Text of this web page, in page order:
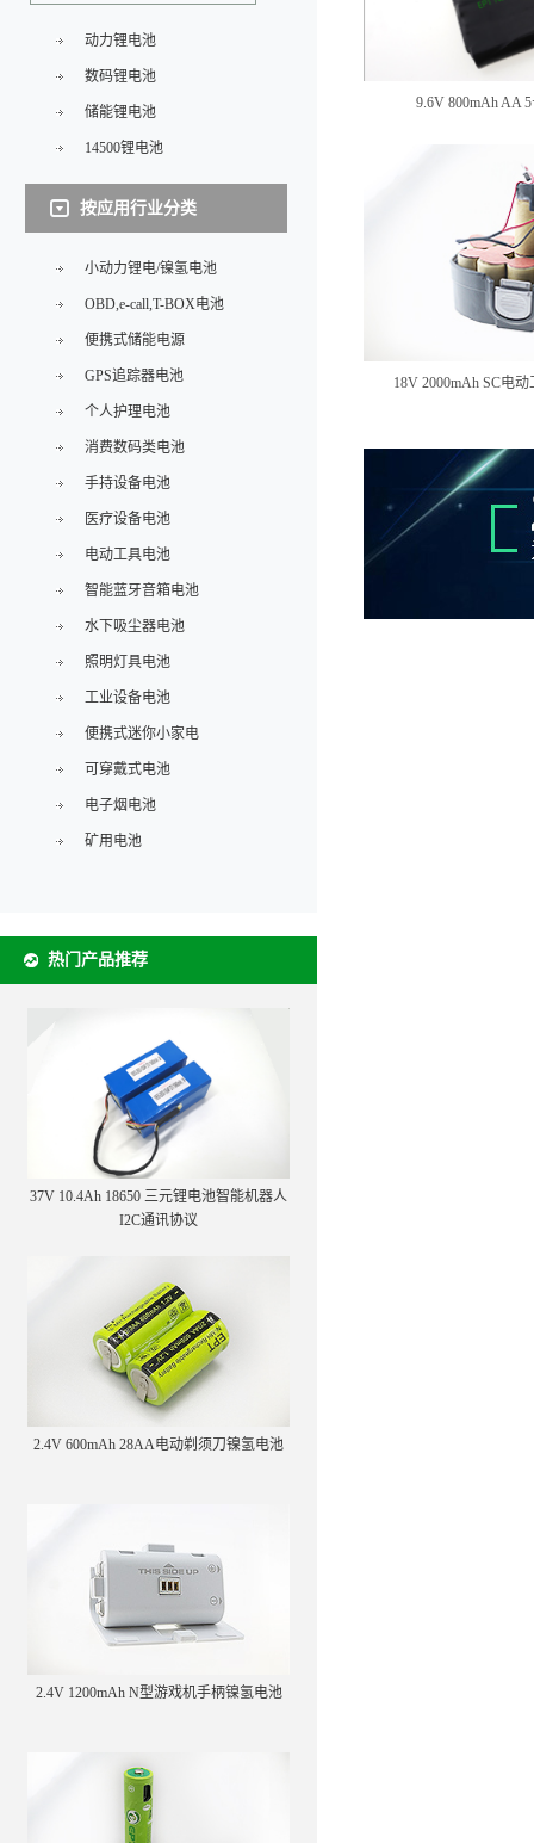
9.6V 800mAh AA
18V 2000mAh SC电
动力锂电池
数码锂电池
储能锂电池
14500锂电池
按应用行业分类
小动力锂电/镍氢电池
OBD,e-call,T-BOX电池
便携式储能电源
GPS追踪器电池
个人护理电池
消费数码类电池
手持设备电池
医疗设备电池
电动工具电池
智能蓝牙音箱电池
水下吸尘器电池
照明灯具电池
工业设备电池
便携式迷你小家电
可穿戴式电池
电子烟电池
矿用电池
热门产品推荐
37V 10.4Ah 18650 三元锂电池智能机器人
I2C通讯协议
2.4V 600mAh 28AA电动剃须刀镍氢电池
2.4V 1200mAh N型游戏机手柄镍氢电池